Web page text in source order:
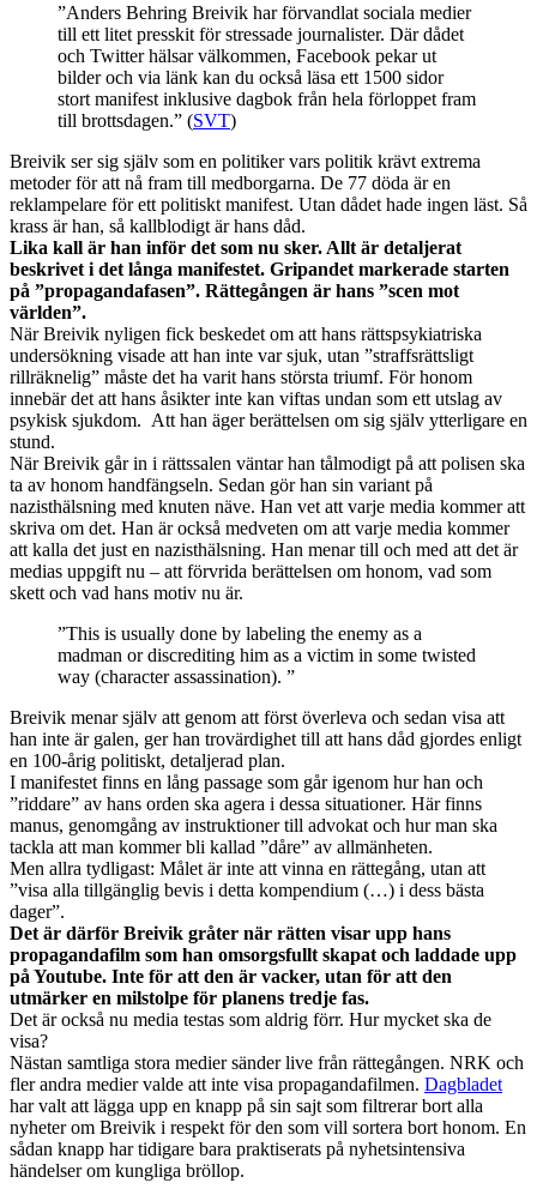
”Anders Behring Breivik har förvandlat sociala medier
till ett litet presskit för stressade journalister. Där dådet
och Twitter hälsar välkommen, Facebook pekar ut
bilder och via länk kan du också läsa ett 1500 sidor
stort manifest inklusive dagbok från hela förloppet fram
till brottsdagen.” (SVT)
Breivik ser sig själv som en politiker vars politik krävt extrema
metoder för att nå fram till medborgarna. De 77 döda är en
reklampelare för ett politiskt manifest. Utan dådet hade ingen läst. Så
krass är han, så kallblodigt är hans dåd.
Lika kall är han inför det som nu sker. Allt är detaljerat
beskrivet i det långa manifestet. Gripandet markerade starten
på ”propagandafasen”. Rättegången är hans ”scen mot
världen”.
När Breivik nyligen fick beskedet om att hans rättspsykiatriska
undersökning visade att han inte var sjuk, utan ”straffsrättsligt
rillräknelig” måste det ha varit hans största triumf. För honom
innebär det att hans åsikter inte kan viftas undan som ett utslag av
psykisk sjukdom. Att han äger berättelsen om sig själv ytterligare en
stund.
När Breivik går in i rättssalen väntar han tålmodigt på att polisen ska
ta av honom handfängseln. Sedan gör han sin variant på
nazisthälsning med knuten näve. Han vet att varje media kommer att
skriva om det. Han är också medveten om att varje media kommer
att kalla det just en nazisthälsning. Han menar till och med att det är
medias uppgift nu – att förvrida berättelsen om honom, vad som
skett och vad hans motiv nu är.
”This is usually done by labeling the enemy as a
madman or discrediting him as a victim in some twisted
way (character assassination). ”
Breivik menar själv att genom att först överleva och sedan visa att
han inte är galen, ger han trovärdighet till att hans dåd gjordes enligt
en 100-årig politiskt, detaljerad plan.
I manifestet finns en lång passage som går igenom hur han och
”riddare” av hans orden ska agera i dessa situationer. Här finns
manus, genomgång av instruktioner till advokat och hur man ska
tackla att man kommer bli kallad ”dåre” av allmänheten.
Men allra tydligast: Målet är inte att vinna en rättegång, utan att
”visa alla tillgänglig bevis i detta kompendium (…) i dess bästa
dager”.
Det är därför Breivik gråter när rätten visar upp hans
propagandafilm som han omsorgsfullt skapat och laddade upp
på Youtube. Inte för att den är vacker, utan för att den
utmärker en milstolpe för planens tredje fas.
Det är också nu media testas som aldrig förr. Hur mycket ska de
visa?
Nästan samtliga stora medier sänder live från rättegången. NRK och
fler andra medier valde att inte visa propagandafilmen. Dagbladet
har valt att lägga upp en knapp på sin sajt som filtrerar bort alla
nyheter om Breivik i respekt för den som vill sortera bort honom. En
sådan knapp har tidigare bara praktiserats på nyhetsintensiva
händelser om kungliga bröllop.